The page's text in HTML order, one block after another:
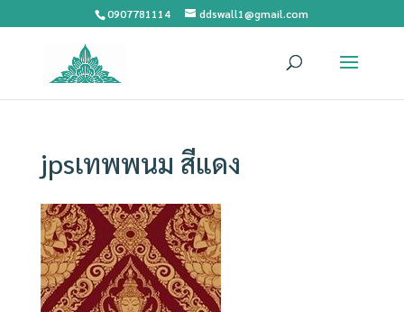
0907781114 ddswall1@gmail.com
jpsเทพพนม สีแดง